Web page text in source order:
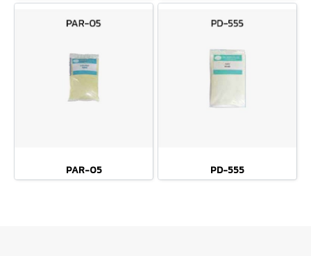
PAR-05 PD-555